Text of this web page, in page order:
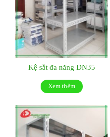
Kệ sắt đa năng DN35
Xem thêm